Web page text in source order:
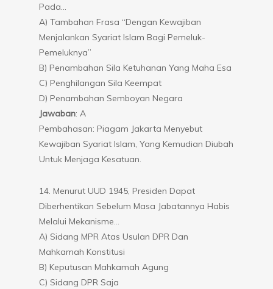
Pada…
A) Tambahan Frasa “dengan Kewajiban
Menjalankan Syariat Islam Bagi Pemeluk-
Pemeluknya”
B) Penambahan Sila Ketuhanan Yang Maha Esa
C) Penghilangan Sila Keempat
D) Penambahan Semboyan Negara
Jawaban: A
Pembahasan: Piagam Jakarta Menyebut
Kewajiban Syariat Islam, Yang Kemudian Diubah
Untuk Menjaga Kesatuan.
14. Menurut UUD 1945, Presiden Dapat
Diberhentikan Sebelum Masa Jabatannya Habis
Melalui Mekanisme…
A) Sidang MPR Atas Usulan DPR Dan
Mahkamah Konstitusi
B) Keputusan Mahkamah Agung
C) Sidang DPR Saja